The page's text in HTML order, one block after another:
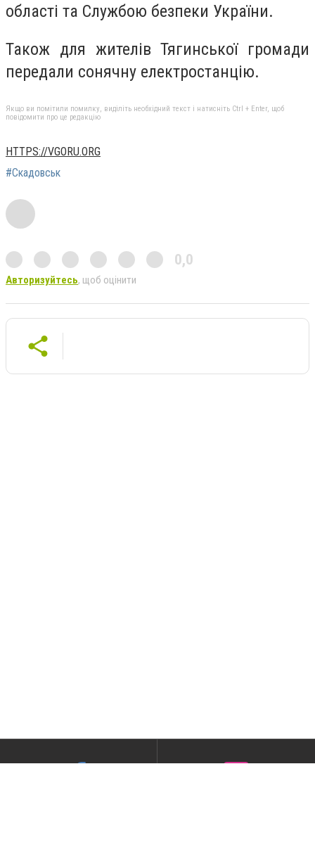
області та Службою безпеки України.
Також для жителів Тягинської громади
передали сонячну електростанцію.
Якщо ви помітили помилку, виділіть необхідний текст і натисніть Ctrl + Enter, щоб
повідомити про це редакцію
HTTPS://VGORU.ORG
#Скадовськ
0,0
Авторизуйтесь, щоб оцінити